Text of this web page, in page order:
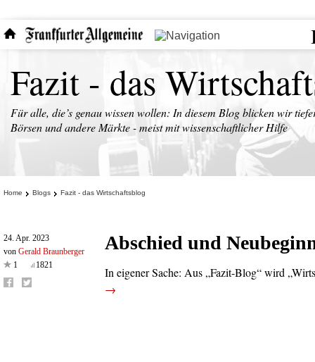
Fazit - das
Für alle, die’s genau wissen wollen: In diesem Blog blicken wir
Börsen und andere Märkte - meist mit wissenschaftlicher Hilfe
Home Blogs Fazit - das Wirtschaftsblog
24. Apr. 2023
von Gerald Braunberger
1
1821
Abschied und
In eigener Sache: Aus „Fazit-Blog“ wird
→